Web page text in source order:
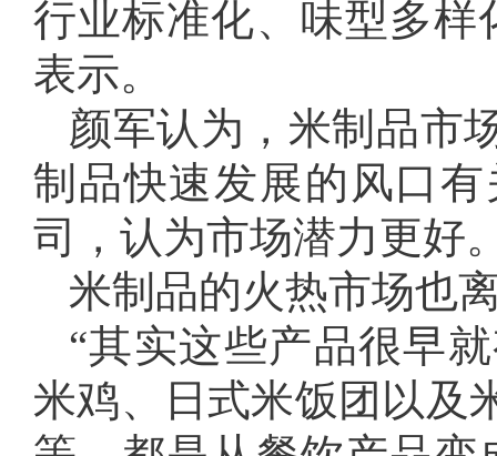
行业标准化、味型多样
表示。
颜军认为，米制品市
制品快速发展的风口
司，认为市场潜力更好
米制品的火热市场也
“其实这些产品很早
米鸡、日式米饭团以及